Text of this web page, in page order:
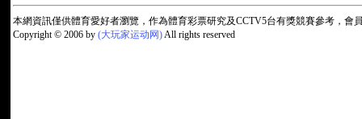
本網資訊僅供體育愛好者瀏覽，作為體育彩票研究及CCTV5台有獎競賽參考，
Copyright © 2006 by (大玩家运动网)All rights reserved